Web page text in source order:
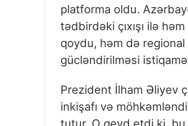
platforma oldu.
tədbirdəki çıxışı ilə
qoydu, həm də
gücləndirilməsi
Prezident İlham Əliyev
inkişafı və